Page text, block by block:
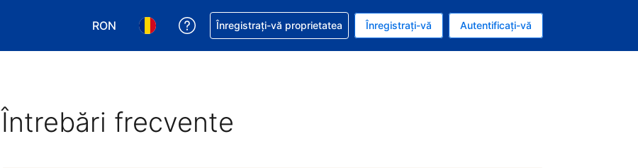
RON
Alegeţi moneda. Moneda actuală este Leu nou românesc
Alegeți limba. Limba actuală este Română
Primiți asistență cu privire la rezervarea dvs.
Înregistrați-vă proprietatea Înregistrați-vă Autentificați-vă
Întrebări frecvente